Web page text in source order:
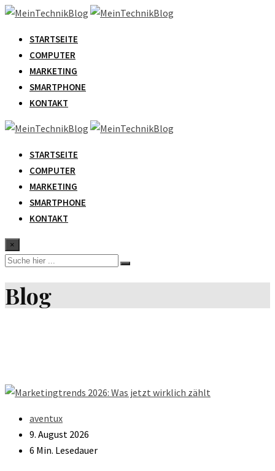
Zum
springenSTARTSEITE
COMPUTER
MARKETING
SMARTPHONE
KONTAKT
STARTSEITE
COMPUTER
MARKETING
SMARTPHONE
KONTAKT
×
Blog
aventux
9. August 2026
6 Min. Lesedauer